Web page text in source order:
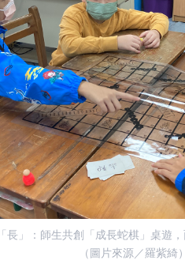
「長」：師生共創「成長蛇棋」桌遊
（圖片來源／羅紫綺）